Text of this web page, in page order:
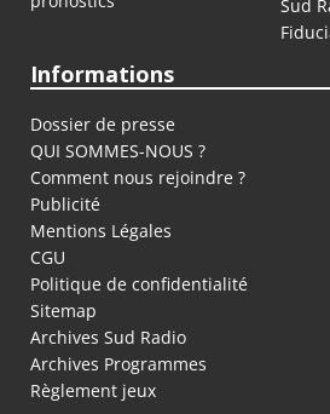
Sud
Informations
Dossier de presse
QUI SOMMES-NOUS ?
Comment nous rejoindre ?
Publicité
Mentions Légales
CGU
Politique de confidentialité
Sitemap
Archives Sud Radio
Archives Programmes
Règlement jeux